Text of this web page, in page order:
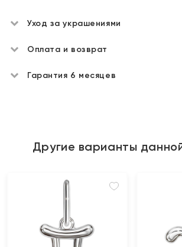
Уход за украшениями
Оплата и возврат
Гарантия 6 месяцев
Другие варианты